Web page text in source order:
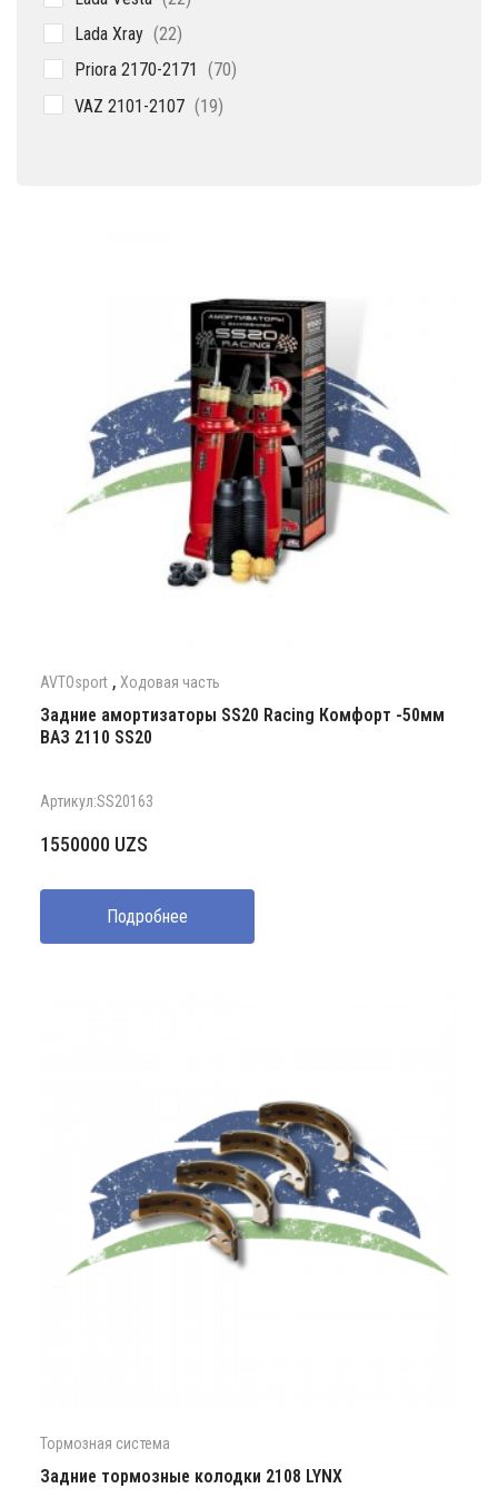
Lada Xray 2222
Priora 2170-2171 7070
VAZ 2101-2107 1919
AVTOsport , Ходовая часть
Задние амортизаторы SS20 Racing Комфорт -50мм
ВАЗ 2110 SS20
Артикул:SS20163
1550000 UZS
Подробнее
Тормозная система
Задние тормозные колодки 2108 LYNX